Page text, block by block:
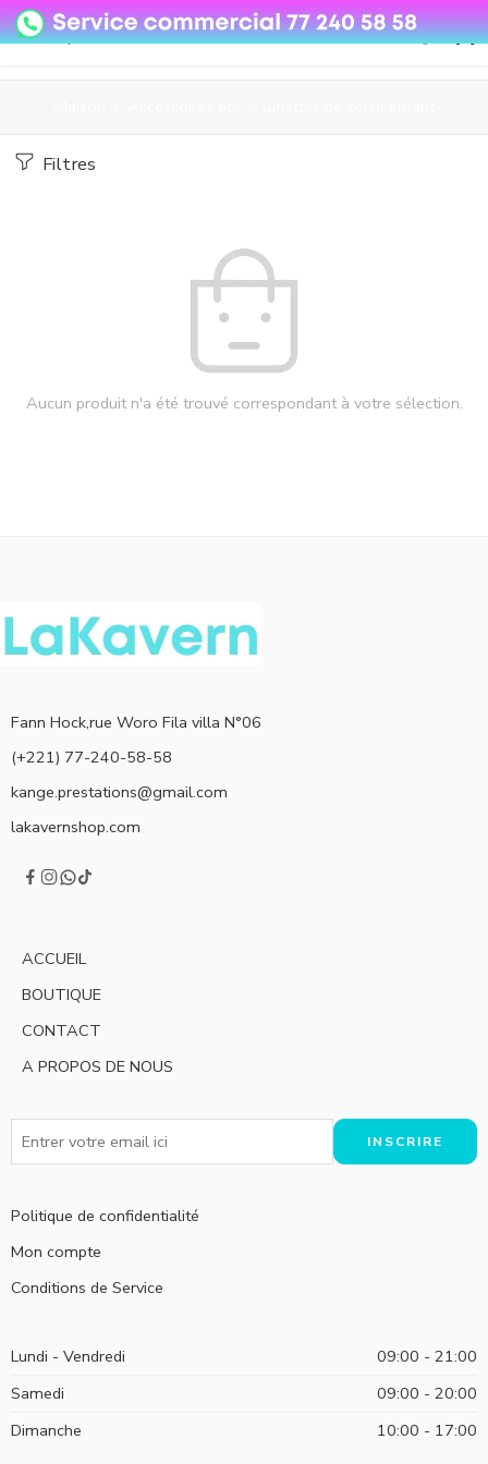
08o35epzeyex8vmjn04i2j4algz26o
Filtres
Aucun produit n'a été trouvé correspondant à votre sélection.
Fann Hock,rue Woro Fila villa N°06
(+221) 77-240-58-58
kange.prestations@gmail.com
lakavernshop.com
ACCUEIL
BOUTIQUE
CONTACT
A PROPOS DE NOUS
Politique de confidentialité
Mon compte
Conditions de Service
Lundi - Vendredi
09:00 - 21:00
Samedi
09:00 - 20:00
Dimanche
10:00 - 17:00